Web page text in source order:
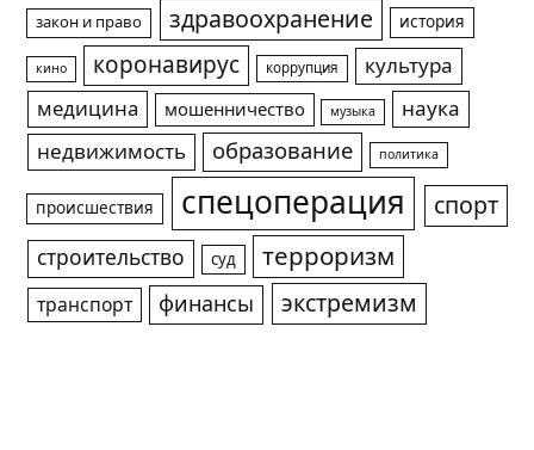
закон и право здравоохранение история
кино коронавирус коррупция
культура
медицина
мошенничество музыка
наука
недвижимость
образование политика
происшествия спецоперация спорт
строительство суд терроризм
транспорт финансы экстремизм